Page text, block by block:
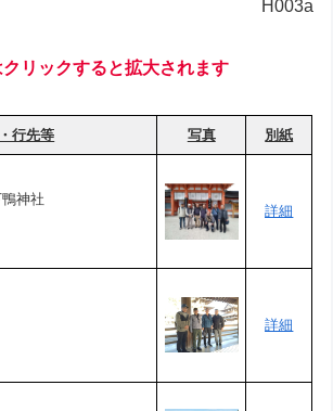
H003a
リックすると拡大されます
行先等 写真 別紙
神社
詳細
詳細